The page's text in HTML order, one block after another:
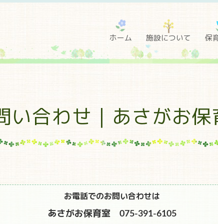
ホーム 施設について 保
い合わせ｜あさがお保
お電話でのお問い合わせは
あさがお保育室 075-391-6105